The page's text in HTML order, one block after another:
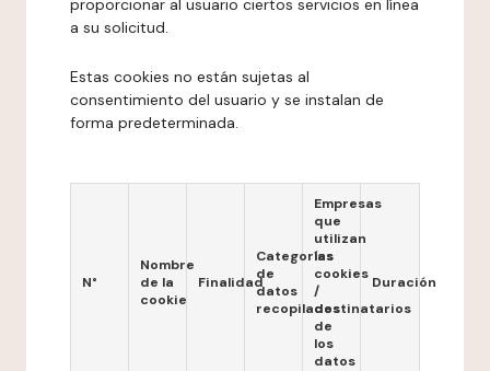
proporcionar al usuario ciertos servicios en línea
a su solicitud.
Estas cookies no están sujetas al
consentimiento del usuario y se instalan de
forma predeterminada.
N°
Nombre
de la
cookie
Finalidad
Categorías
de
datos
recopilados
Empresas
que
utilizan
las
cookies
/
destinatarios
de
los
datos
Duración